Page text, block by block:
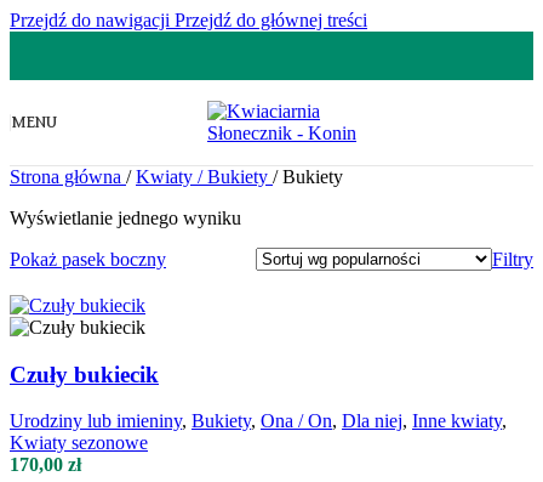
Przejdź do nawigacji Przejdź do głównej treści
MENU
Strona główna / Kwiaty / Bukiety / Bukiety
Wyświetlanie jednego wyniku
Pokaż pasek boczny
Filtry
Czuły bukiecik
Urodziny lub imieniny, Bukiety, Ona / On, Dla niej, Inne kwiaty,
Kwiaty sezonowe
170,00 zł